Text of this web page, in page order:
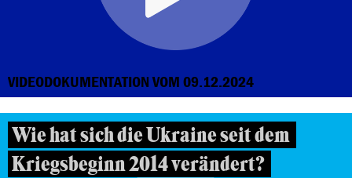
VIDEODOKUMENTATION VOM 09.12.2024
Wie hat sich die Ukraine seit dem
Kriegsbeginn 2014 verändert?